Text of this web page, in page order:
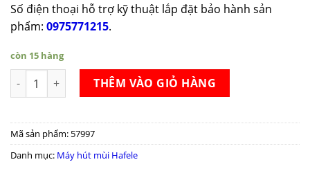
Số điện thoại hỗ trợ kỹ thuật lắp đặt bảo hành sản
phẩm: 0975771215.
còn 15 hàng
Máy hút mùi Hafele HH-IS90A số lượng
THÊM VÀO GIỎ HÀNG
Mã sản phẩm: 57997
Danh mục: Máy hút mùi Hafele